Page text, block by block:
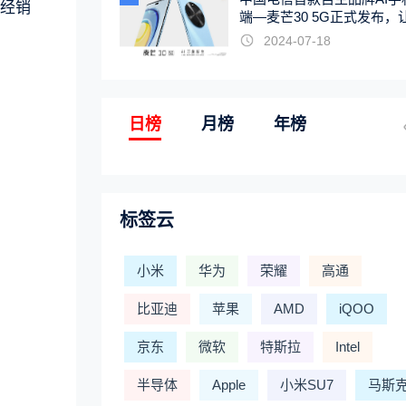
销
端—麦芒30 5G正式发布，
触手可及2024-07-18
日榜 月榜 年榜
标签云
小米 华为 荣耀 高通
比亚迪 苹果 AMD iQOO
京东 微软 特斯拉 Intel
半导体 Apple 小米SU7 马斯